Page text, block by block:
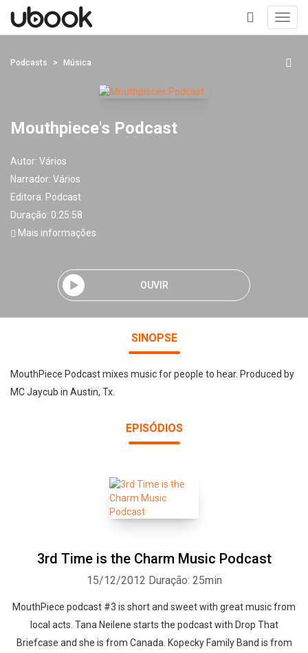
+
Podcasts Música
Mouthpiece's Podcast
Autor: Vários
Narrador: Vários
Editora: Podcast
Duração: 0:25:58
Mais informações
OUVIR
SINOPSE
MouthPiece Podcast mixes music for people to hear. Produced by
MC Jaycub in Austin, Tx.
EPISÓDIOS
3rd Time is the Charm Music Podcast
15/12/2012 Duração: 25min
MouthPiece podcast #3 is short and sweet with great music from
local acts. Tana Neilene starts the podcast with Drop That
Briefcase and she is from Canada. Kopecky Family Band is from